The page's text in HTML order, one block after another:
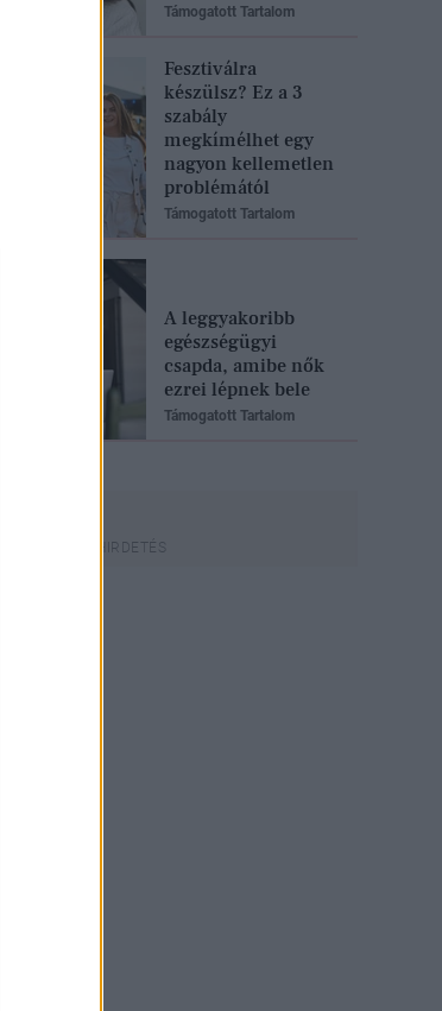
Támogatott Tartalom
Fesztiválra
készülsz? Ez a 3
szabály
megkímélhet egy
nagyon kellemetlen
problémától
Támogatott Tartalom
A leggyakoribb
egészségügyi
csapda, amibe nők
ezrei lépnek bele
Támogatott Tartalom